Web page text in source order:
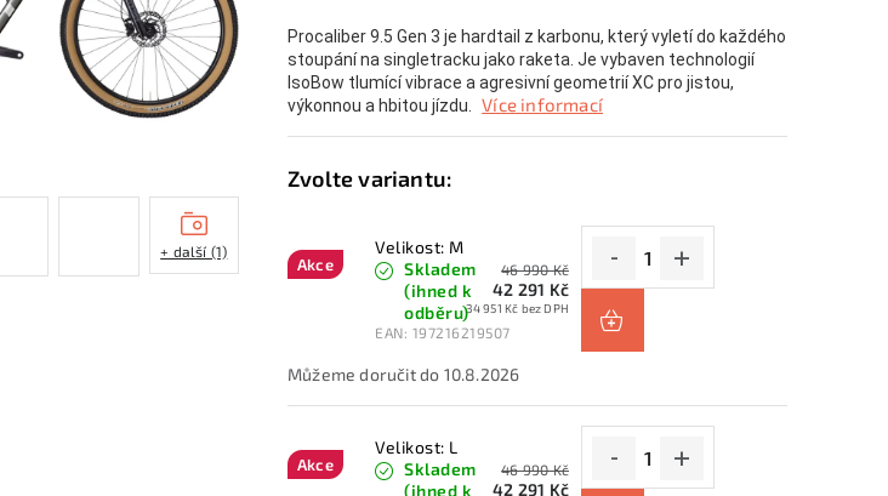
Procaliber 9.5 Gen 3 je hardtail z karbonu, který vyletí do každého
stoupání na singletracku jako raketa. Je vybaven technologií
IsoBow tlumící vibrace a agresivní geometrií XC pro jistou,
výkonnou a hbitou jízdu.
Více informací
Akce
Velikost: M
Skladem
(ihned k
odběru)
EAN: 197216219507
46 990 Kč
42 291 Kč
34 951 Kč bez DPH
10.8.2026
Akce
Velikost: L
Skladem
(ihned k
46 990 Kč
42 291 Kč
+ další (1)